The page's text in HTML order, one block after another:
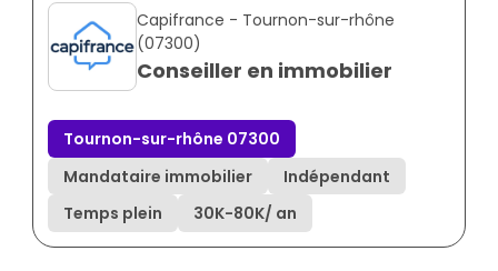
Capifrance - Tournon-sur-rhône
(07300)
Conseiller en immobilier
Tournon-sur-rhône 07300
Mandataire immobilier
Indépendant
Temps plein
30K-80K/ an